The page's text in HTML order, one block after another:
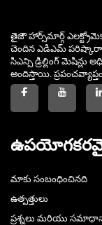
తైజౌ హార్స్‌మార్గ్
చెందిన ఎడిఎమ్
సిఎన్సి డ్రిల్లింగ్
అందిస్తాయి.
మాకు సంబంధించినది
ఉత్పత్తులు
ప్రశ్నలు మరియు